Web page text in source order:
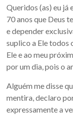
Queridos (as) eu já
70 anos que Deus
e depender
suplico a Ele todos
Ele e ao meu
por um dia, pois o
Alguém me disse
mentira, declaro
expressamente a